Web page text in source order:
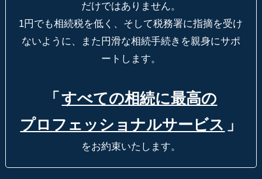
だけではありません。
1円でも相続税を低く、そして税務署に指摘を受け
ないように、
また円滑な相続手続きを親身にサポ
ートします。
「 すべての相続に最高の
プロフェッショナルサービス 」
をお約束いたします。